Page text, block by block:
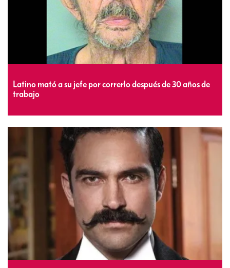
Latino mató a su jefe por correrlo después de 30 años de
trabajo